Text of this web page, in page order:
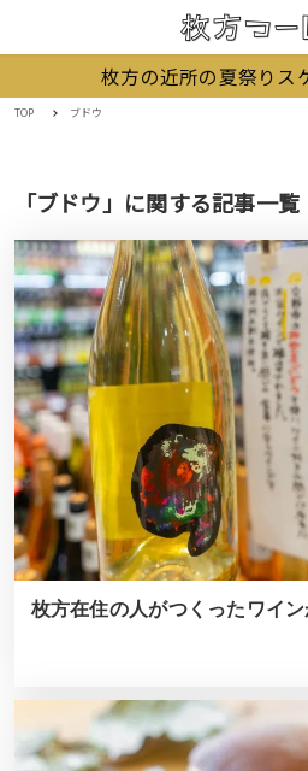
枚方の近所の夏祭りス
TOP ブドウ
「ブドウ」に関する記事一覧
枚方在住の人がつくったワイ